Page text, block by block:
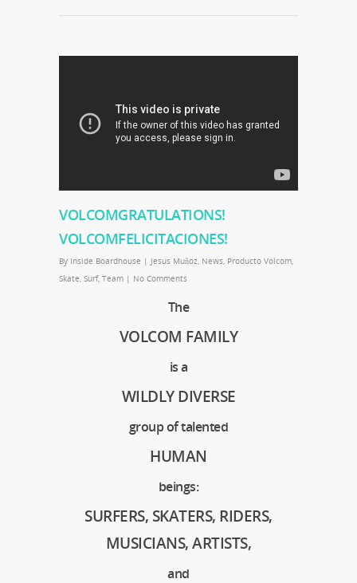
VOLCOMGRATULATIONS!
VOLCOMFELICITACIONES!
By Inside Boardhouse | Jesus Muñoz News Producto Volcom
Skate Surf, Team | No Comments
The
VOLCOM FAMILY
is a
WILDLY DIVERSE
group of talented
HUMAN
beings:
SURFERS, SKATERS, RIDERS,
MUSICIANS, ARTISTS,
and